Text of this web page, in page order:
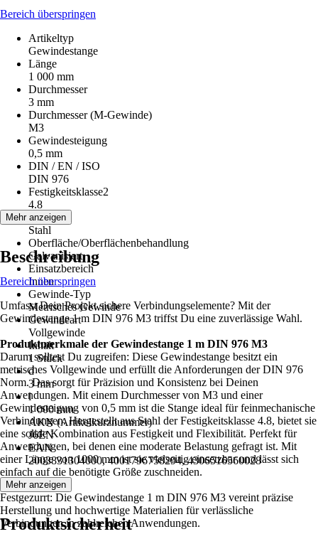
Bereich überspringen
Artikeltyp
Gewindestange
Länge
1 000 mm
Durchmesser
3 mm
Durchmesser (M-Gewinde)
M3
Gewindesteigung
0,5 mm
DIN / EN / ISO
DIN 976
Festigkeitsklasse2
4.8
Material
Stahl
Oberfläche/Oberflächenbehandlung
Galvanisiert
Einsatzbereich
Innen
Gewinde-Typ
Metrisches Gewinde
Gewindeart
Vollgewinde
Inhalt
1 Stück
d
3 mm
l
1 000 mm
AKN (Artikelkurznummer)
J6EN
EAN
2003831304000, 4001796758294, 4306516560028
Mehr anzeigen
Beschreibung
Bereich überspringen
Umfasst Dein Projekt sichere Verbindungselemente? Mit der
Gewindestange 1 m DIN 976 M3 triffst Du eine zuverlässige Wahl.
Produktmerkmale der Gewindestange 1 m DIN 976 M3
Darum solltest Du zugreifen: Diese Gewindestange besitzt ein
metrisches Vollgewinde und erfüllt die Anforderungen der DIN 976
Norm. Das sorgt für Präzision und Konsistenz bei Deinen
Anwendungen. Mit einem Durchmesser von M3 und einer
Gewindesteigung von 0,5 mm ist die Stange ideal für feinmechanische
Verbindungen. Hergestellt aus Stahl der Festigkeitsklasse 4.8, bietet sie
eine solide Kombination aus Festigkeit und Flexibilität. Perfekt für
Anwendungen, bei denen eine moderate Belastung gefragt ist. Mit
einer Länge von 1000 mm ist sie vielseitig einsetzbar und lässt sich
einfach auf die benötigte Größe zuschneiden.
Festgezurrt: Die Gewindestange 1 m DIN 976 M3 vereint präzise
Herstellung und hochwertige Materialien für verlässliche
Verbindungen in zahlreichen Anwendungen.
Mehr anzeigen
Produktsicherheit